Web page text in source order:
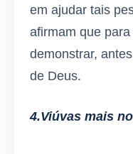
em ajudar tais
afirmam que
demonstrar,
de Deus.
4.Viúvas mais